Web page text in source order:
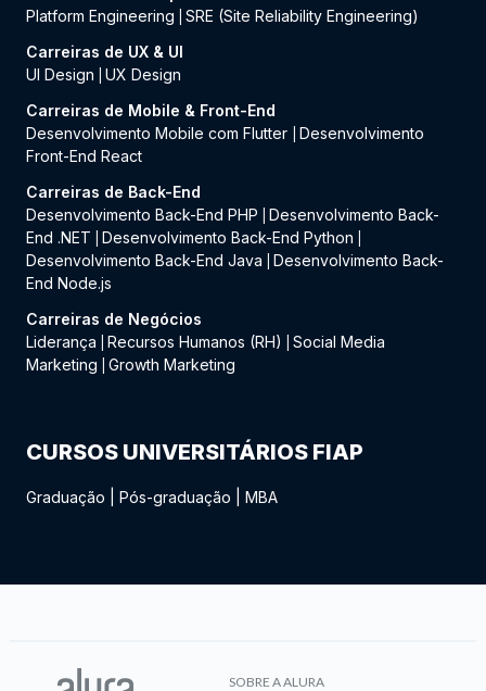
Platform Engineering
SRE (Site Reliability Engineering)
Carreiras de UX & UI
UI Design
UX Design
Carreiras de Mobile & Front-End
Desenvolvimento Mobile com Flutter
Desenvolvimento
Front-End React
Carreiras de Back-End
Desenvolvimento Back-End PHP
Desenvolvimento Back-
End .NET
Desenvolvimento Back-End Python
Desenvolvimento Back-End Java
Desenvolvimento Back-
End Node.js
Carreiras de Negócios
Liderança
Recursos Humanos (RH)
Social Media
Marketing
Growth Marketing
CURSOS UNIVERSITÁRIOS FIAP
Graduação Pós-graduação MBA
SOBRE A ALURA